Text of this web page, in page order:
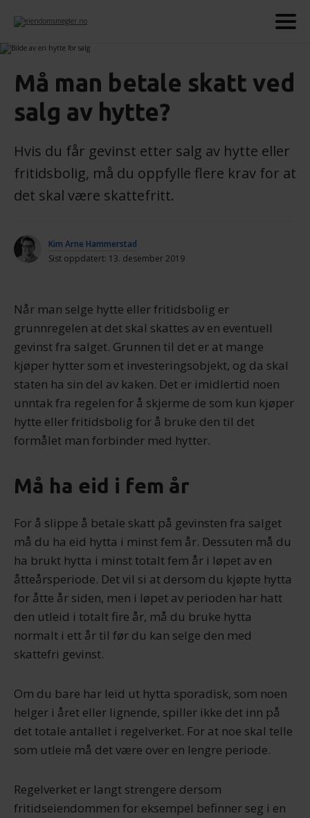
Må man betale skatt ved
salg av hytte?
Hvis du får gevinst etter salg av hytte eller
fritidsbolig, må du oppfylle flere krav for at
det skal være skattefritt.
Kim Arne Hammerstad
Sist oppdatert: 13. desember 2019
Når man selge hytte eller fritidsbolig er
grunnregelen at det skal skattes av en eventuell
gevinst fra salget. Grunnen til det er at mange
kjøper hytter som et investeringsobjekt, og da skal
staten ha sin del av kaken. Det er imidlertid noen
unntak fra regelen for å skjerme de som kun kjøper
hytte eller fritidsbolig for å bruke den til det
formålet man forbinder med hytter.
Må ha eid i fem år
For å slippe å betale skatt på gevinsten fra salget
må du ha eid hytta i minst fem år. Dessuten må du
ha brukt hytta i minst totalt fem år i løpet av en
åtteårsperiode. Det vil si at dersom du kjøpte hytta
for åtte år siden, men i løpet av perioden har hatt
den utleid i totalt fire år, må du bruke hytta
normalt i ett år til før du kan selge den med
skattefri gevinst.
Om du bare har leid ut hytta sporadisk, som noen
helger i året eller lignende, spiller ikke det inn på
det totale antallet i regelverket. For at noe skal telle
som utleie må det være over en lengre periode.
Regelverket er langt strengere dersom
fritidseiendommen for eksempel befinner seg i en